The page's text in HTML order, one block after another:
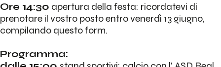
Ore 14:30 apertura della festa: ricordatevi di
prenotare il vostro posto entro venerdì 13 giugno,
compilando questoform.
Programma: